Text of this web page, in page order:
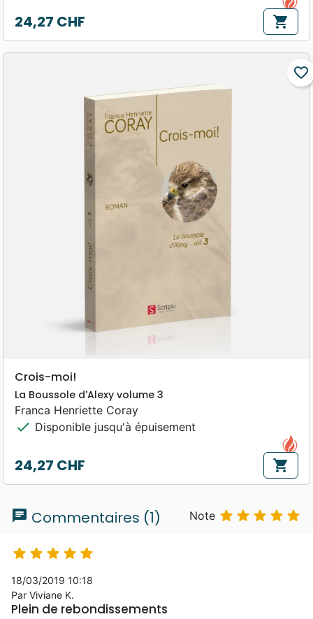
Prix
24,27 CHF shopping_cart
favorite_border
Crois-moi!
La Boussole d'Alexy volume 3
Franca Henriette Coray
check Disponible jusqu'à épuisement
Prix
24,27 CHF shopping_cart
chat Commentaires (1) Note     
    
18/03/2019 10:18
Par Viviane K.
Plein de rebondissements